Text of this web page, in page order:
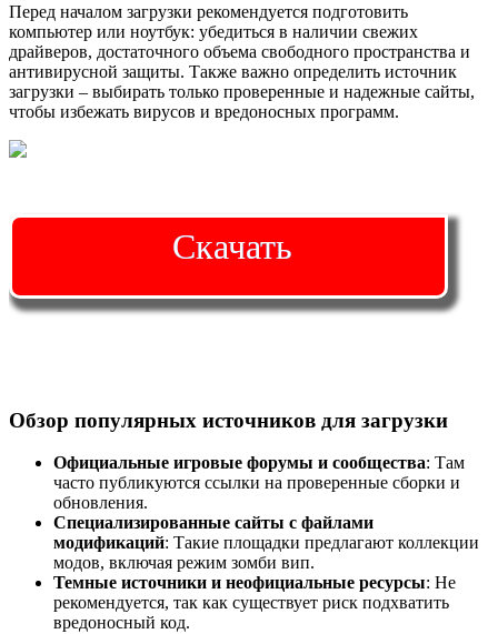
Перед началом загрузки рекомендуется подготовить
компьютер или ноутбук: убедиться в наличии свежих
драйверов, достаточного объема свободного пространства и
антивирусной защиты. Также важно определить источник
загрузки – выбирать только проверенные и надежные сайты,
чтобы избежать вирусов и вредоносных программ.
Скачать
Обзор популярных источников для загрузки
Официальные игровые форумы и сообщества: Там
часто публикуются ссылки на проверенные сборки и
обновления.
Специализированные сайты с файлами
модификаций: Такие площадки предлагают коллекции
модов, включая режим зомби вип.
Темные источники и неофициальные ресурсы: Не
рекомендуется, так как существует риск подхватить
вредоносный код.